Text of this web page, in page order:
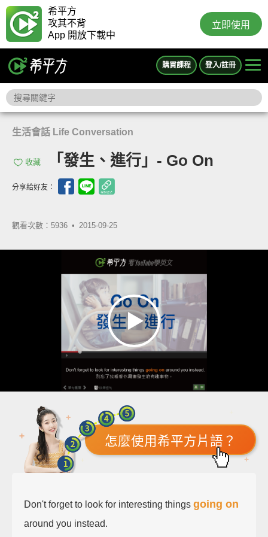
希平方
攻其不背
App 開放下載中
立即使用
購買課程 登入/註冊
生活會話 Life Conversation
收藏 「發生、進行」- Go On
分享給好友：
觀看次數：5936 • 2015-09-25
怎麼使用希平方片語？
Don't forget to look for interesting things going on
around you instead.